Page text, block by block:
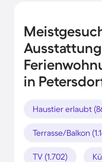
in
Haustier erlaubt
Terrasse/Balkon
TV (1.702)